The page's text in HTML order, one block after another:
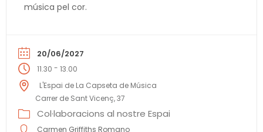
música pel cor.
20/06/2027
11.30 - 13.00
L'Espai de La Capseta de Música
Carrer de Sant Vicenç, 37
Col·laboracions al nostre Espai
Carmen Griffiths Romano